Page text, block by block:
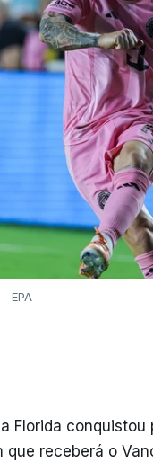
EPA
Florida conquistou
que receberá o